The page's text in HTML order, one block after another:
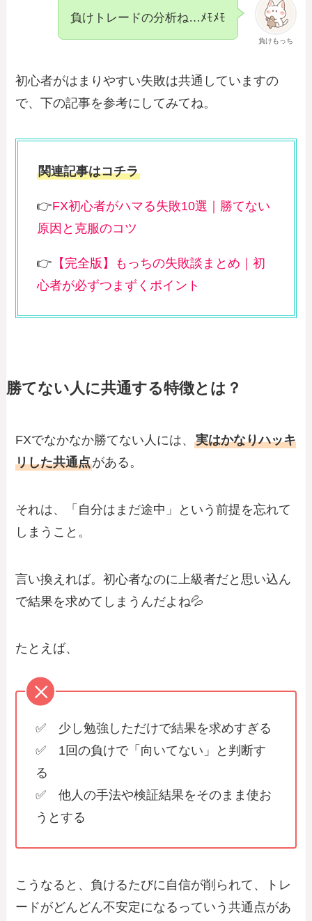
負けもっち
負けトレードの分析ね…ﾒﾓﾒﾓ
初心者がはまりやすい失敗は共通していますの
で、下の記事を参考にしてみてね。
関連記事はコチラ
👉FX初心者がハマる失敗10選｜勝てない
原因と克服のコツ
👉 【完全版】もっちの失敗談まとめ｜初
心者が必ずつまずくポイント
勝てない人に共通する特徴とは？
FXでなかなか勝てない人には、実はかなりハッキ
リした共通点がある。
それは、「自分はまだ途中」という前提を忘れて
しまうこと。
言い換えれば。初心者なのに上級者だと思い込ん
で結果を求めてしまうんだよね💦
たとえば、
✅ 少し勉強しただけで結果を求めすぎる
✅ 1回の負けで「向いてない」と判断す
る
✅ 他人の手法や検証結果をそのまま使お
うとする
こうなると、負けるたびに自信が削られて、トレ
ードがどんどん不安定になるっていう共通点があ